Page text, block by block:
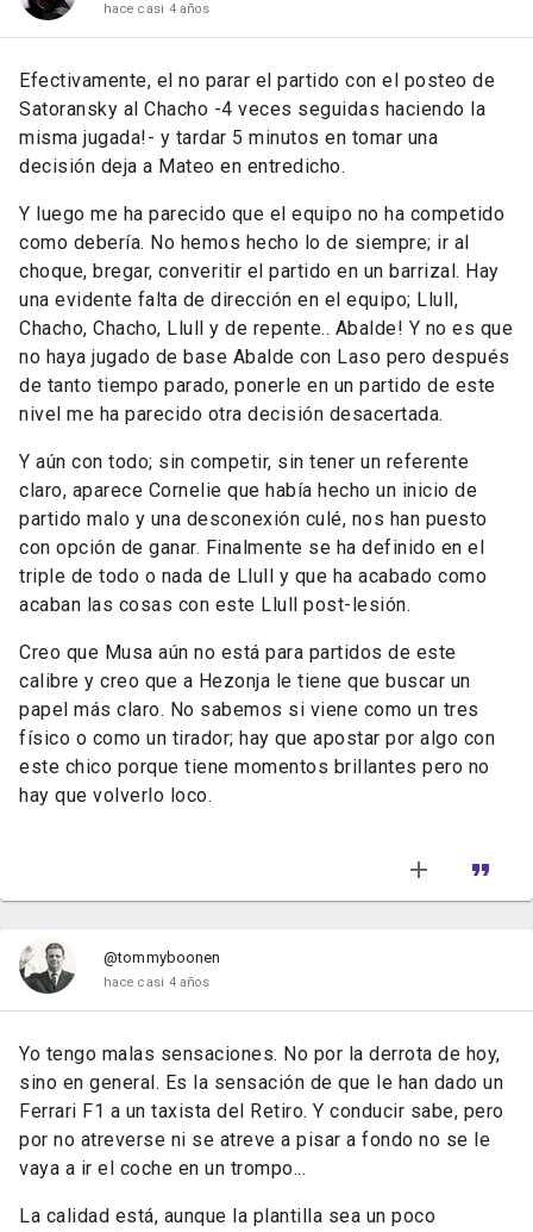
hace casi 4 años
Efectivamente, el no parar el partido con el posteo de
Satoransky al Chacho -4 veces seguidas haciendo la
misma jugada!- y tardar 5 minutos en tomar una
decisión deja a Mateo en entredicho.
Y luego me ha parecido que el equipo no ha competido
como debería. No hemos hecho lo de siempre; ir al
choque, bregar, converitir el partido en un barrizal. Hay
una evidente falta de dirección en el equipo; Llull,
Chacho, Chacho, Llull y de repente.. Abalde! Y no es que
no haya jugado de base Abalde con Laso pero después
de tanto tiempo parado, ponerle en un partido de este
nivel me ha parecido otra decisión desacertada.
Y aún con todo; sin competir, sin tener un referente
claro, aparece Cornelie que había hecho un inicio de
partido malo y una desconexión culé, nos han puesto
con opción de ganar. Finalmente se ha definido en el
triple de todo o nada de Llull y que ha acabado como
acaban las cosas con este Llull post-lesión.
Creo que Musa aún no está para partidos de este
calibre y creo que a Hezonja le tiene que buscar un
papel más claro. No sabemos si viene como un tres
físico o como un tirador; hay que apostar por algo con
este chico porque tiene momentos brillantes pero no
hay que volverlo loco.
@tommyboonen
hace casi 4 años
Yo tengo malas sensaciones. No por la derrota de hoy,
sino en general. Es la sensación de que le han dado un
Ferrari F1 a un taxista del Retiro. Y conducir sabe, pero
por no atreverse ni se atreve a pisar a fondo no se le
vaya a ir el coche en un trompo...
La calidad está, aunque la plantilla sea un poco